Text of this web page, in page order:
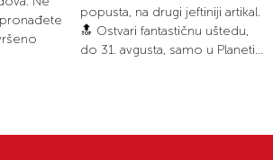
popusta, na drugi jeftiniji artikal.
🔝 Ostvari fantastičnu uštedu,
do 31. avgusta, samo u Planeti...